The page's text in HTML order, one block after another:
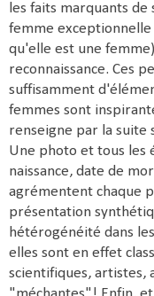
les faits marquants
femme
qu'elle est une
reconnaissance. Ces
suffisamment
femmes sont
renseigne par la suite
Une photo et tous les
naissance, date de
agrémentent chaque
présentation
hétérogénéité dans
elles sont en effet
scientifiques, artistes,